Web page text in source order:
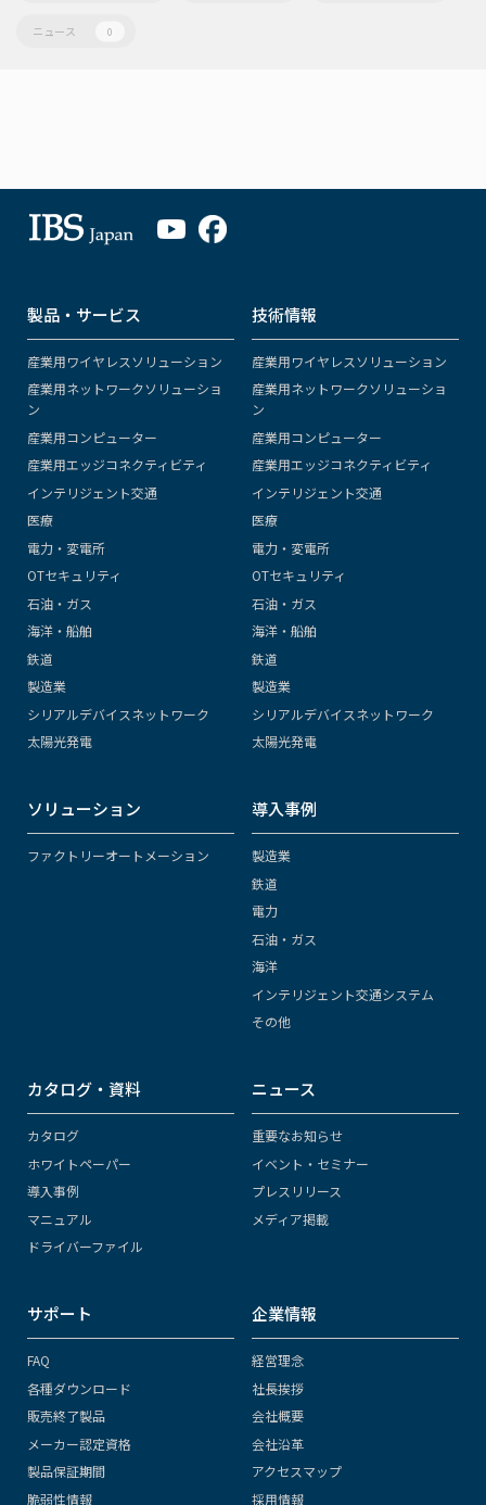
ニュース 0
製品・サービス
産業用ワイヤレスソリューション
産業用ネットワークソリューショ
ン
産業用コンピューター
産業用エッジコネクティビティ
インテリジェント交通
医療
電力・変電所
OTセキュリティ
石油・ガス
海洋・船舶
鉄道
製造業
シリアルデバイスネットワーク
太陽光発電
技術情報
産業用ワイヤレスソリューション
産業用ネットワークソリューショ
ン
産業用コンピューター
産業用エッジコネクティビティ
インテリジェント交通
医療
電力・変電所
OTセキュリティ
石油・ガス
海洋・船舶
鉄道
製造業
シリアルデバイスネットワーク
太陽光発電
ソリューション
ファクトリーオートメーション
導入事例
製造業
鉄道
電力
石油・ガス
海洋
インテリジェント交通システム
その他
カタログ・資料
カタログ
ホワイトペーパー
導入事例
マニュアル
ドライバーファイル
ニュース
重要なお知らせ
イベント・セミナー
プレスリリース
メディア掲載
サポート
FAQ
各種ダウンロード
販売終了製品
メーカー認定資格
製品保証期間
脆弱性情報
企業情報
経営理念
社長挨拶
会社概要
会社沿革
アクセスマップ
採用情報